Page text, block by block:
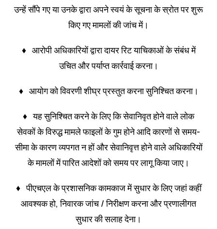
उन्हें सौंपे गए या उनके द्वारा अपने स्वयं के सूचना के स्रोत पर शुरू
किए गए मामलों की जांच में।
♦ आरोपी अधिकारियों द्वारा दायर रिट याचिकाओं के संबंध में
उचित और पर्याप्त कार्रवाई करना।
♦ आयोग को विवरणी शीघ्र प्रस्तुत करना सुनिश्चित करना।
♦ यह सुनिश्चित करने के लिए कि सेवानिवृत होने वाले लोक
सेवकों के विरुद्ध मामले फाइलों के गुम होने आदि कारणों से समय-
सीमा के कारण व्यपगत न हों और सेवानिवृत्त होने वाले अधिकारियों
के मामलों में पारित आदेशों को समय पर लागू किया जाए।
♦ पीएचएल के प्रशासनिक कामकाज में सुधार के लिए जहां कहीं
आवश्यक हो, निवारक जांच / निरीक्षण करना और प्रणालीगत
सुधार की सलाह देना।